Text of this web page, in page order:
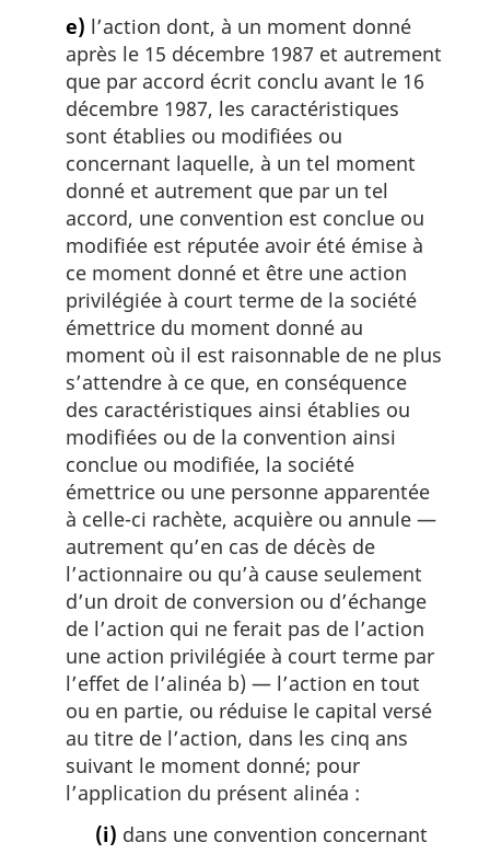
e) l’action dont, à un moment donné
après le 15 décembre 1987 et autrement
que par accord écrit conclu avant le 16
décembre 1987, les caractéristiques
sont établies ou modifiées ou
concernant laquelle, à un tel moment
donné et autrement que par un tel
accord, une convention est conclue ou
modifiée est réputée avoir été émise à
ce moment donné et être une action
privilégiée à court terme de la société
émettrice du moment donné au
moment où il est raisonnable de ne plus
s’attendre à ce que, en conséquence
des caractéristiques ainsi établies ou
modifiées ou de la convention ainsi
conclue ou modifiée, la société
émettrice ou une personne apparentée
à celle-ci rachète, acquière ou annule —
autrement qu’en cas de décès de
l’actionnaire ou qu’à cause seulement
d’un droit de conversion ou d’échange
de l’action qui ne ferait pas de l’action
une action privilégiée à court terme par
l’effet de l’alinéa b) — l’action en tout
ou en partie, ou réduise le capital versé
au titre de l’action, dans les cinq ans
suivant le moment donné; pour
l’application du présent alinéa :
(i) dans une convention concernant